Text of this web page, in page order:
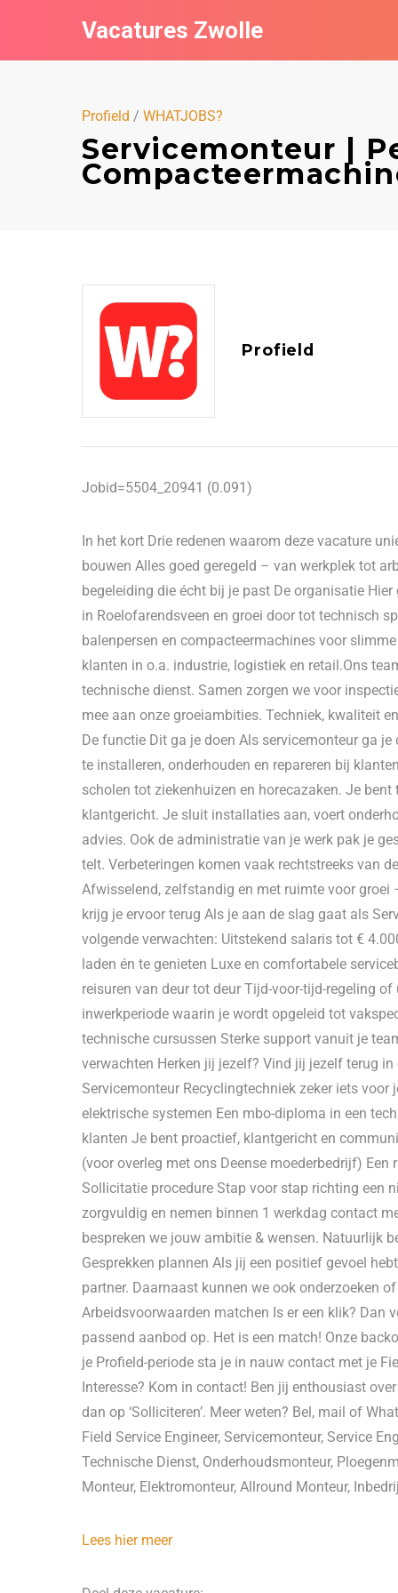
Vacatures Zwolle
Profield / WHATJOBS?
Servicemonteur |
Profield
Jobid=5504_20941 (0.091)
In het kort Drie redenen waarom deze vacature
bouwen Alles goed geregeld – van werkplek tot
begeleiding die écht bij je past De organisatie
in Roelofarendsveen en groei door tot technisch
balenpersen en compacteermachines voor
klanten in o.a. industrie, logistiek en retail.Ons
technische dienst. Samen zorgen we voor
mee aan onze groeiambities. Techniek, kwaliteit
De functie Dit ga je doen Als servicemonteur ga
te installeren, onderhouden en repareren bij
scholen tot ziekenhuizen en horecazaken. Je
klantgericht. Je sluit installaties aan, voert
advies. Ook de administratie van je werk pak je
telt. Verbeteringen komen vaak rechtstreeks van
Afwisselend, zelfstandig en met ruimte voor
krijg je ervoor terug Als je aan de slag gaat als
volgende verwachten: Uitstekend salaris tot €
laden én te genieten Luxe en comfortabele
reisuren van deur tot deur Tijd-voor-tijd-regeling
inwerkperiode waarin je wordt opgeleid tot
technische cursussen Sterke support vanuit je
verwachten Herken jij jezelf? Vind jij jezelf terug
Servicemonteur Recyclingtechniek zeker iets
elektrische systemen Een mbo-diploma in een
klanten Je bent proactief, klantgericht en
(voor overleg met ons Deense moederbedrijf)
Sollicitatie procedure Stap voor stap richting een
zorgvuldig en nemen binnen 1 werkdag contact
bespreken we jouw ambitie & wensen. Natuurlijk
Gesprekken plannen Als jij een positief gevoel
partner. Daarnaast kunnen we ook onderzoeken
Arbeidsvoorwaarden matchen Is er een klik? Dan
passend aanbod op. Het is een match! Onze
je Profield-periode sta je in nauw contact met je
Interesse? Kom in contact! Ben jij enthousiast
dan op ‘Solliciteren’. Meer weten? Bel, mail of
Field Service Engineer, Servicemonteur, Service
Technische Dienst, Onderhoudsmonteur,
Monteur, Elektromonteur, Allround Monteur,
Lees hier meer